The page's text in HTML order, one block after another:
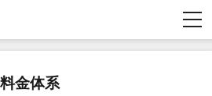
金体系